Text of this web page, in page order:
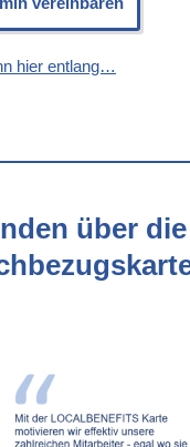
hier entlang…
über die